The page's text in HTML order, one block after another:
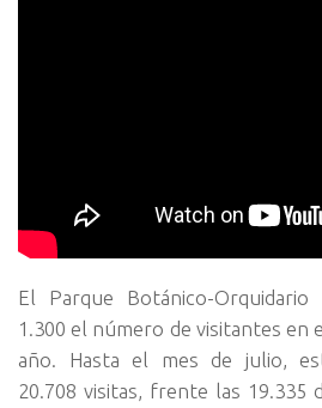
El Parque Botánico-
1.300 el número de visitantes en
año. Hasta el mes de julio,
20.708 visitas, frente las 19.335